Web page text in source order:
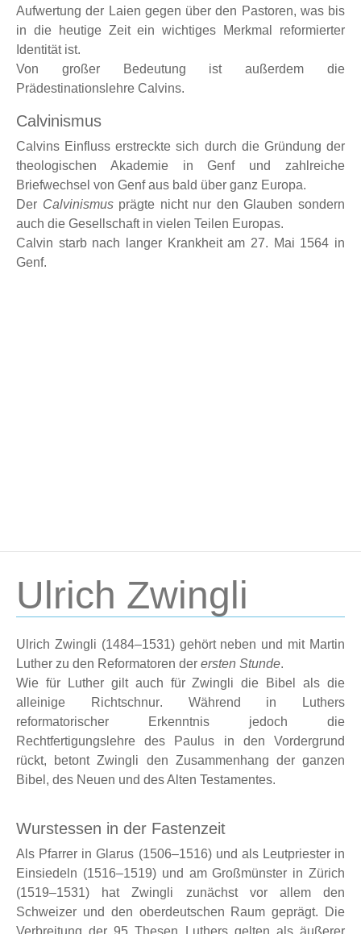
Aufwertung der Laien gegen über den Pastoren, was bis
in die heutige Zeit ein wichtiges Merkmal reformierter
Identität ist.
Von großer Bedeutung ist außerdem die
Prädestinationslehre Calvins.
Calvinismus
Calvins Einfluss erstreckte sich durch die Gründung der
theologischen Akademie in Genf und zahlreiche
Briefwechsel von Genf aus bald über ganz Europa.
Der Calvinismusprägte nicht nur den Glauben sondern
auch die Gesellschaft in vielen Teilen Europas.
Calvin starb nach langer Krankheit am 27. Mai 1564 in
Genf.
Ulrich Zwingli
Ulrich Zwingli (1484–1531) gehört neben und mit Martin
Luther zu den Reformatoren der ersten Stunde.
Wie für Luther gilt auch für Zwingli die
Bibel als die
alleinige Richtschnur. Während in Luthers
reformatorischer Erkenntnis jedoch die
Rechtfertigungslehre des Paulus in den Vordergrund
rückt, betontZwingli den Zusammenhang der ganzen
Bibel , des Neuen und des Alten Testamentes.
Wurstessen in der Fastenzeit
Als Pfarrer in Glarus (1506–1516) und als Leutpriester in
Einsiedeln (1516–1519) und am Großmünster in Zürich
(1519–1531) hat Zwingli zunächst vor allem den
Schweizer und den oberdeutschen Raum geprägt. Die
Verbreitung der 95 Thesen Luthers gelten als äußerer